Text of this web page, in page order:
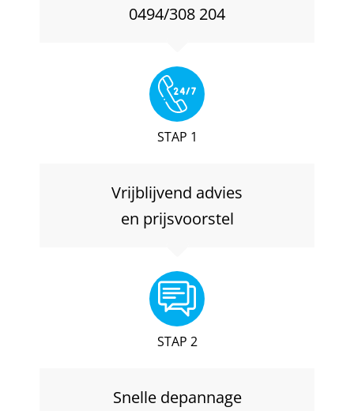
0494/308 204
STAP 1
Vrijblijvend advies
en prijsvoorstel
STAP 2
Snelle depannage